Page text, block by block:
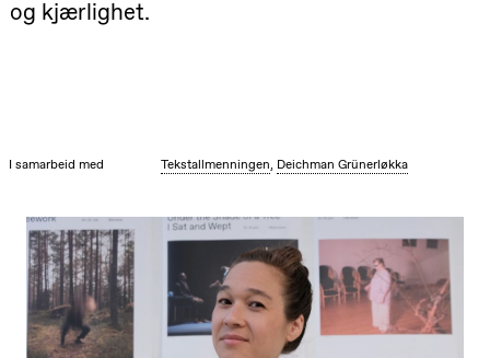
19.00
Rosalind
Goldberg
Ornate
Saturation
Store scene
(Black Box
teater)
Søndag 27. september
og kjærlighet.
I samarbeid med Tekstallmenningen, Deichman Grünerløkka